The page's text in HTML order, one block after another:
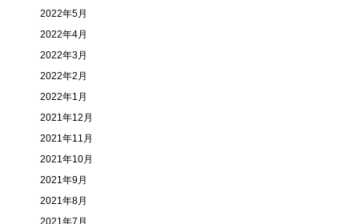
2022年5月
2022年4月
2022年3月
2022年2月
2022年1月
2021年12月
2021年11月
2021年10月
2021年9月
2021年8月
2021年7月